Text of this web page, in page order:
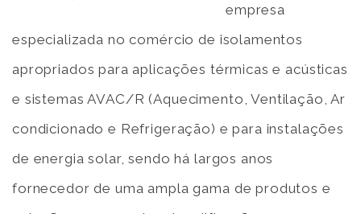
empresa
especializada no comércio de isolamentos
apropriados para aplicações térmicas e acústicas
e sistemas AVAC/R (Aquecimento, Ventilação, Ar
condicionado e Refrigeração) e para instalações
de energia solar, sendo há largos anos
fornecedor de uma ampla gama de produtos e